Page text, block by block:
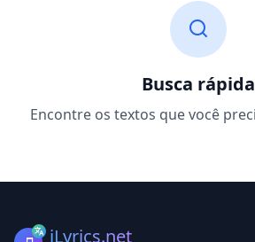
Busca rápida
Encontre os textos que você
iLyrics.net